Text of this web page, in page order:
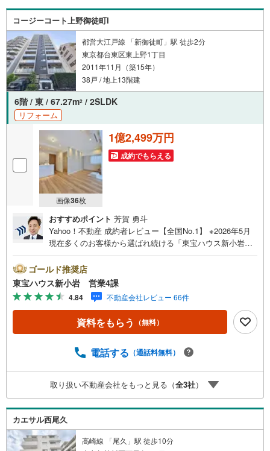
コージーコート上野御徒町I
都営大江戸線 「新御徒町」駅 徒歩2分
東京都台東区東上野1丁目
2011年11月（築15年）
38戸 / 地上13階建
6階 / 東 / 67.27m2 / 2SLDK
リフォーム
画像36枚
1億2,499万円
成約でもらえる
おすすめポイント 芳賀 勇斗
Yahoo！不動産 成約者レビュー【全国No.1】 ※2026年5月
現在多くのお客様から選ばれ続ける「東宝ハウス新小岩」
見学OK■営業時間内（9:00～20:00）はお電話でのご連絡が
スムーズです。ご自宅への送迎・最寄駅でのお待ち合わせ
等、お気軽にご相談ください。 選ばれる3つの「圧倒的メ
リット」 （1）【業界最低水準の提携住宅ローン】「他社
で断られた」「借入がある」方も独自審査で多数承認！優
遇金利と各種手数料0円でお得に。（2）【未来カレンダー
ュレーション。「月々いくらなら安心か」をプロが明確に
す。 Yahoo！不動産キャンペーン対象店舗 当店でのご成約
でPayPayボーナスがもらえるキャンペーン対象です！※必
ずYahoo！ JAPAN IDでログインの上お問い合わせくださ
い。
ゴールド推奨店
東宝ハウス新小岩 営業4課
4.84 不動産会社レビュー 66件
資料をもらう （無料）
電話する （通話料無料）
取り扱い不動産会社をもっと見る（全3社）
カエサル西尾久
高崎線 「尾久」駅 徒歩10分